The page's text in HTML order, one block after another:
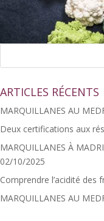
ARTICLES RÉCENTS
MARQUILLANES AU
Deux certifications aux
MARQUILLANES À
02/10/2025
Comprendre l’acidité des
MARQUILLANES AU